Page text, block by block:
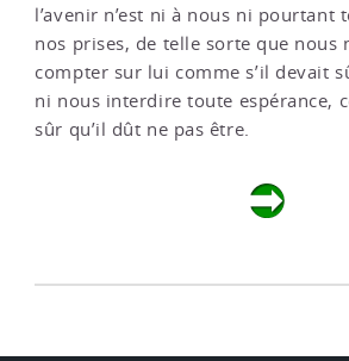
l’avenir n’est ni à nous ni pourtant
nos prises, de telle sorte que nous
compter sur lui comme s’il devait
ni nous interdire toute espérance,
sûr qu’il dût ne pas être.